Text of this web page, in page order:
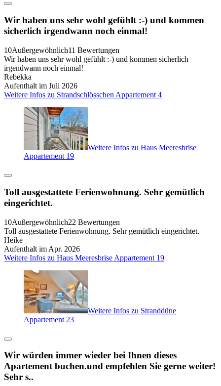
Wir haben uns sehr wohl gefühlt :-) und kommen
sicherlich irgendwann noch einmal!
10Außergewöhnlich11 Bewertungen
Wir haben uns sehr wohl gefühlt :-) und kommen sicherlich
irgendwann noch einmal!
Rebekka
Aufenthalt im Juli 2026
Weitere Infos zu Strandschlösschen Appartement 4
Weitere Infos zu Haus Meeresbrise
Appartement 19
Toll ausgestattete Ferienwohnung. Sehr gemütlich
eingerichtet.
10Außergewöhnlich22 Bewertungen
Toll ausgestattete Ferienwohnung. Sehr gemütlich eingerichtet.
Heike
Aufenthalt im Apr. 2026
Weitere Infos zu Haus Meeresbrise Appartement 19
Weitere Infos zu Stranddüne
Appartement 23
Wir würden immer wieder bei Ihnen dieses
Apartement buchen.und empfehlen Sie gerne weiter!
Sehr s..